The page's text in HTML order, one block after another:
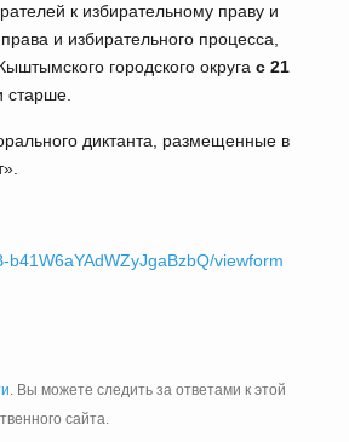
к избирательному праву и
и избирательного процесса,
городского округа с 21
старше.
диктанта, размещенные в
viewform
. Вы можете следить за ответами к этой
сайта.